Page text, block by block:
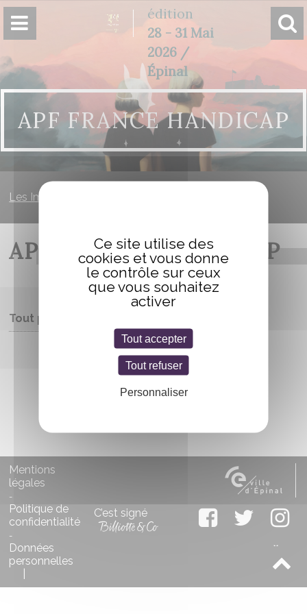
édition
28 - 31 Mai
2026 /
Épinal
APF FRANCE HANDICAP
Les Imaginales
APF FRANCE HANDICAP
Tout public
Entrée libre
Mentions
légales
-
Politique de
confidentialité
-
Données
personnelles
C’est signé
Panneau de gestion des cookies
Ce site utilise des
cookies et vous donne
le contrôle sur ceux
que vous souhaitez
activer
Tout accepter
Tout refuser
Personnaliser